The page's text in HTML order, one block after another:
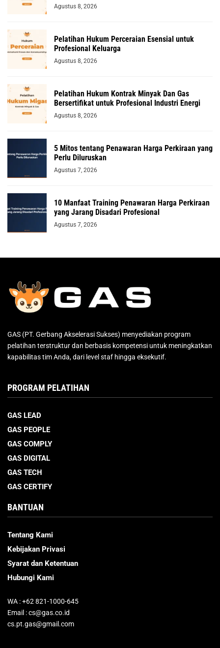
Agustus 8, 2026
Pelatihan Hukum Perceraian Esensial untuk
Profesional Keluarga
Agustus 8, 2026
Pelatihan Hukum Kontrak Minyak Dan Gas
Bersertifikat untuk Profesional Industri Energi
Agustus 8, 2026
5 Mitos tentang Penawaran Harga Perkiraan yang
Perlu Diluruskan
Agustus 7, 2026
10 Manfaat Training Penawaran Harga Perkiraan
yang Jarang Disadari Profesional
Agustus 7, 2026
GAS (PT. Gerbang Akselerasi Sukses) menyediakan program
pelatihan terstruktur dan berbasis kompetensi untuk meningkatkan
kapabilitas tim Anda, dari level staf hingga eksekutif.
PROGRAM PELATIHAN
GAS LEAD
GAS PEOPLE
GAS COMPLY
GAS DIGITAL
GAS TECH
GAS CERTIFY
BANTUAN
Tentang Kami
Kebijakan Privasi
Syarat dan Ketentuan
Hubungi Kami
WA : +62 821-1000-645
Email : cs@gas.co.id
cs.pt.gas@gmail.com